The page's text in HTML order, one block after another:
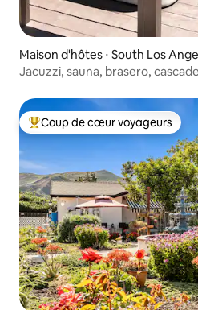
Maison d'hôtes ⋅ South Los
Jacuzzi, sauna, brasero,
Coups de cœur voyageurs les
Coup de cœur voyageurs